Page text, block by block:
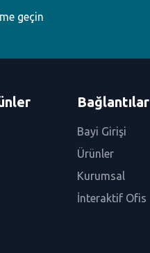
geçin
Bağlantılar
Bayi Girişi
Ürünler
Kurumsal
İnteraktif Ofis